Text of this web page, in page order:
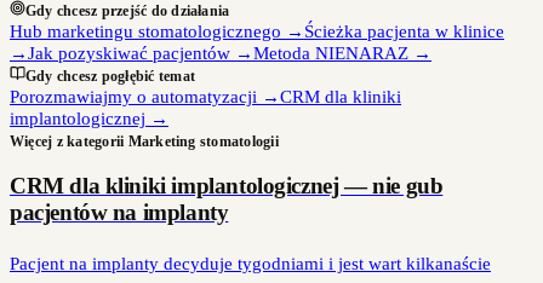
Gdy chcesz przejść do działania
Hub marketingu stomatologicznego → Ścieżka pacjenta w klinice
→Jak pozyskiwać pacjentów →Metoda NIENARAZ →
Gdy chcesz pogłębić temat
Porozmawiajmy o automatyzacji →CRM dla kliniki
implantologicznej →
Więcej z kategorii Marketing stomatologii
CRM dla kliniki implantologicznej — nie gub
pacjentów na implanty
Pacjent na implanty decyduje tygodniami i jest wart kilkanaście